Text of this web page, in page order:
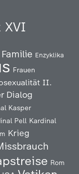
XVI
Enzyklika
Frauen
II.
Dialog
Kasper
Pell Kardinal
Krieg
Rom